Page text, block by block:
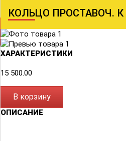
КОЛЬЦО ПРОСТАВОЧ. К
ХАРАКТЕРИСТИКИ
15 500.00
В корзину
ОПИСАНИЕ